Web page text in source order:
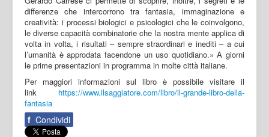
differenze che intercorrono tra fantasia, immaginazione e
creatività: i processi biologici e psicologici che le coinvolgono,
le diverse capacità combinatorie che la nostra mente applica di
volta in volta, i risultati – sempre straordinari e inediti – a cui
l’umanità è approdata facendone un uso quotidiano.» A giorni
le prime presentazioni in programma in molte città italiane.
Per maggiori informazioni sul libro è possibile visitare il
link https://www.ilsaggiatore.com/libro/il-grande-libro-della-
fantasia
f Condividi